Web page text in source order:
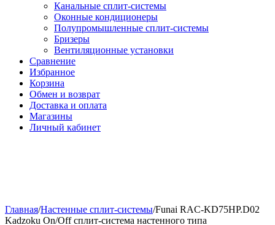
Канальные сплит-системы
Оконные кондиционеры
Полупромышленные сплит-системы
Бризеры
Вентиляционные установки
Сравнение
Избранное
Корзина
Обмен и возврат
Доставка и оплата
Магазины
Личный кабинет
Главная/Настенные сплит-системы/Funai RAC-KD75HP.D02
Kadzoku On/Off сплит-система настенного типа